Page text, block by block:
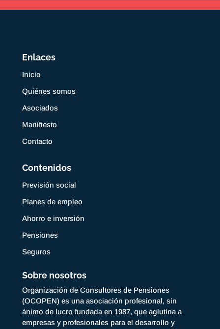
Enlaces
Inicio
Quiénes somos
Asociados
Manifiesto
Contacto
Contenidos
Previsión social
Planes de empleo
Ahorro e inversión
Pensiones
Seguros
Sobre nosotros
Organización de Consultores de Pensiones
(OCOPEN) es una asociación profesional, sin
ánimo de lucro fundada en 1987, que aglutina a
empresas y profesionales para el desarrollo y